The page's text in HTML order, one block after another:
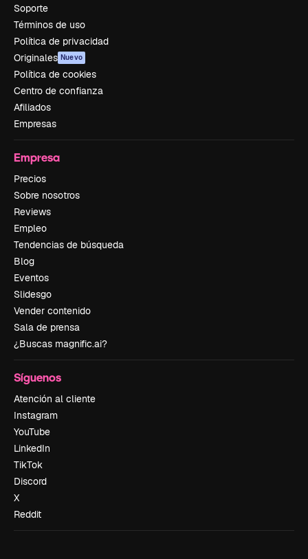
Soporte
Términos de uso
Política de privacidad
Originales Nuevo
Política de cookies
Centro de confianza
Afiliados
Empresas
Empresa
Precios
Sobre nosotros
Reviews
Empleo
Tendencias de búsqueda
Blog
Eventos
Slidesgo
Vender contenido
Sala de prensa
¿Buscas magnific.ai?
Síguenos
Atención al cliente
Instagram
YouTube
LinkedIn
TikTok
Discord
X
Reddit